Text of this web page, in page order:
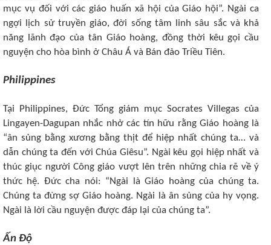
mục vụ đối với các giáo huấn xã hội của Giáo hội”. Ngài ca
ngợi lịch sử truyền giáo, đời sống tâm linh sâu sắc và khả
năng lãnh đạo của tân Giáo hoàng, đồng thời kêu gọi cầu
nguyện cho hòa bình ở Châu Á và Bán đảo Triều Tiên.
Philippines
Tại Philippines, Đức Tổng giám mục Socrates Villegas của
Lingayen-Dagupan nhắc nhở các tín hữu rằng Giáo hoàng là
“ân sủng bằng xương bằng thịt để hiệp nhất chúng ta… và
dẫn chúng ta đến với Chúa Giêsu”. Ngài kêu gọi hiệp nhất và
thúc giục người Công giáo vượt lên trên những chia rẽ về ý
thức hệ. Đức cha nói: “Ngài là Giáo hoàng của chúng ta.
Chúng ta đừng sợ Giáo hoàng. Ngài là ân sủng của hy vọng.
Ngài là lời cầu nguyện được đáp lại của chúng ta”.
Ấn Độ